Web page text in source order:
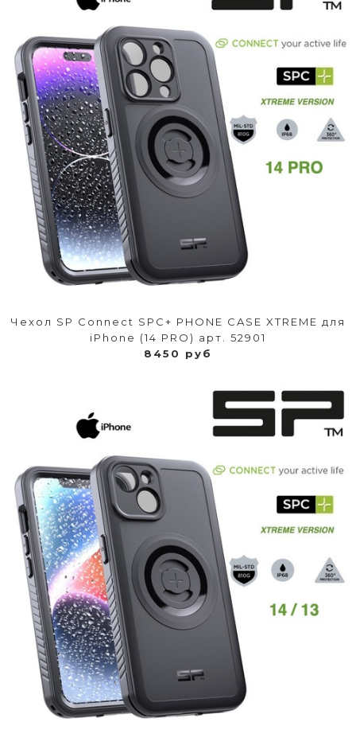
Чехол SP Connect SPC+ PHONE CASE XTREME для
iPhone (14 PRO) арт. 52901
8450 руб